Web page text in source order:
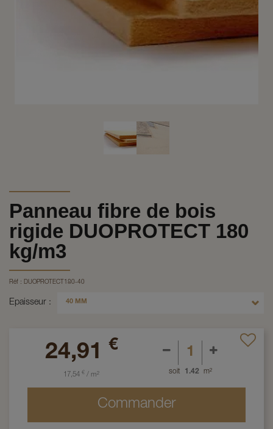
Panneau fibre de bois
rigide DUOPROTECT 180
kg/m3
Réf : DUOPROTECT180-40
Epaisseur 40 MM
24,91 €
17,54 €/ m² soit 1.42 m²
Commander